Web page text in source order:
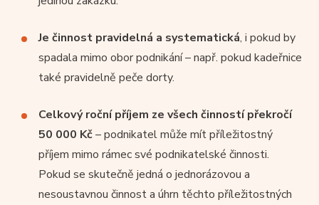
Je činnost pravidelná a systematická, i pokud by
spadala mimo obor podnikání – např. pokud kadeřnice
také pravidelně peče dorty.
Celkový roční příjem ze všech činností překročí
50 000 Kč– podnikatel může mít příležitostný
příjem mimo rámec své podnikatelské činnosti.
Pokud se skutečně jedná o jednorázovou a
nesoustavnou činnost a úhrn těchto příležitostných